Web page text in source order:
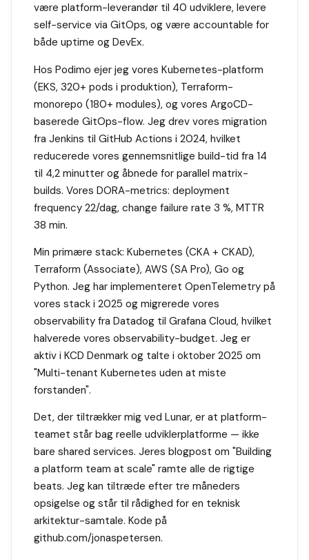
være platform-leverandør til 40 udviklere, levere
self-service via GitOps, og være accountable for
både uptime og DevEx.
Hos Podimo ejer jeg vores Kubernetes-platform
(EKS, 320+ pods i produktion), Terraform-
monorepo (180+ modules), og vores ArgoCD-
baserede GitOps-flow. Jeg drev vores migration
fra Jenkins til GitHub Actions i 2024, hvilket
reducerede vores gennemsnitlige build-tid fra 14
til 4,2 minutter og åbnede for parallel matrix-
builds. Vores DORA-metrics: deployment
frequency 22/dag, change failure rate 3 %, MTTR
38 min.
Min primære stack: Kubernetes (CKA + CKAD),
Terraform (Associate), AWS (SA Pro), Go og
Python. Jeg har implementeret OpenTelemetry på
vores stack i 2025 og migrerede vores
observability fra Datadog til Grafana Cloud, hvilket
halverede vores observability-budget. Jeg er
aktiv i KCD Denmark og talte i oktober 2025 om
"Multi-tenant Kubernetes uden at miste
forstanden".
Det, der tiltrækker mig ved Lunar, er at platform-
teamet står bag reelle udviklerplatforme — ikke
bare shared services. Jeres blogpost om "Building
a platform team at scale" ramte alle de rigtige
beats. Jeg kan tiltræde efter tre måneders
opsigelse og står til rådighed for en teknisk
arkitektur-samtale. Kode på
github.com/jonaspetersen.